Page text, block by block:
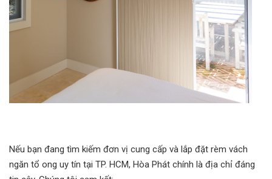
Nếu bạn đang tìm kiếm đơn vị cung cấp và lắp đặt rèm vách
ngăn tổ ong uy tín tại TP. HCM, Hòa Phát chính là địa chỉ đáng